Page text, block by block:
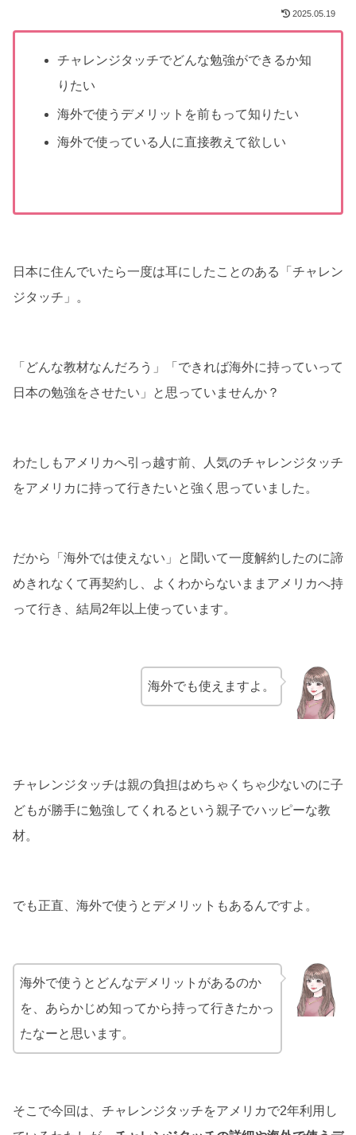
2025.05.19
チャレンジタッチでどんな勉強ができるか知
りたい
海外で使うデメリットを前もって知りたい
海外で使っている人に直接教えて欲しい
日本に住んでいたら一度は耳にしたことのある「チャレン
ジタッチ」。
「どんな教材なんだろう」「できれば海外に持っていって
日本の勉強をさせたい」と思っていませんか？
わたしもアメリカへ引っ越す前、人気のチャレンジタッチ
をアメリカに持って行きたいと強く思っていました。
だから「海外では使えない」と聞いて一度解約したのに諦
めきれなくて再契約し、よくわからないままアメリカへ持
って行き、結局2年以上使っています。
海外でも使えますよ。
チャレンジタッチは親の負担はめちゃくちゃ少ないのに子
どもが勝手に勉強してくれるという親子でハッピーな教
材。
でも正直、海外で使うとデメリットもあるんですよ。
海外で使うとどんなデメリットがあるのか
を、あらかじめ知ってから持って行きたかっ
たなーと思います。
そこで今回は、チャレンジタッチをアメリカで2年利用し